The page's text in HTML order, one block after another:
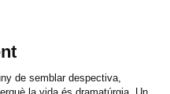
de semblar despectiva,